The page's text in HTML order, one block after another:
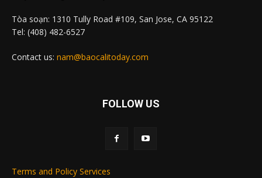
Tòa soạn: 1310 Tully Road #109, San Jose, CA 95122
Tel: (408) 482-6527
Contact us: nam@baocalitoday.com
FOLLOW US
Terms and Policy Services